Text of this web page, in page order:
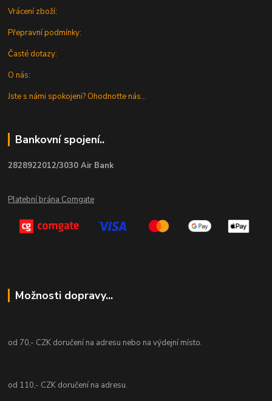
Vrácení zboží:
Přepravní podmínky:
Časté dotazy:
O nás:
Jste s námi spokojeni? Ohodnoťte nás...
Bankovní spojení..
2828922012/3030 Air Bank
Platební brána Comgate
Možnosti dopravy...
od 70,- CZK doručení na adresu nebo na výdejní místo.
od 110,- CZK doručení na adresu.